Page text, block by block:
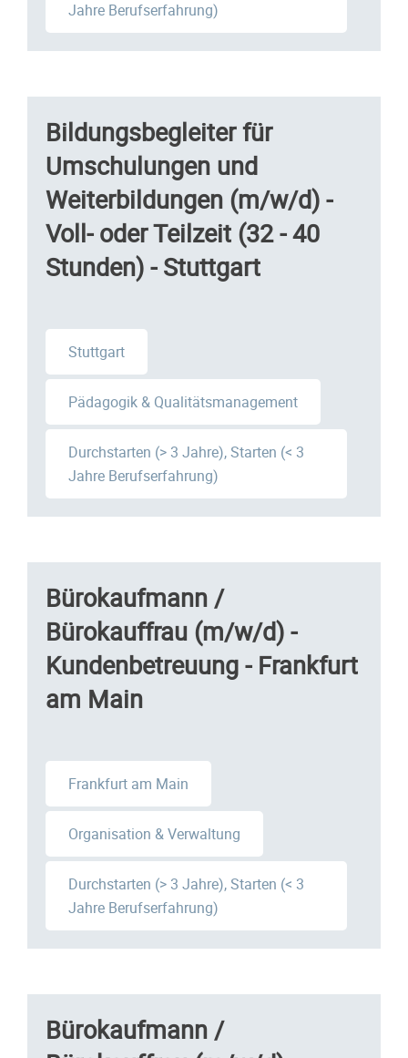
Jahre Berufserfahrung)
Bildungsbegleiter für
Umschulungen und
Weiterbildungen (m/w/d) -
Voll- oder Teilzeit (32 - 40
Stunden) - Stuttgart
Stuttgart
Pädagogik & Qualitätsmanagement
Durchstarten (> 3 Jahre), Starten (< 3
Jahre Berufserfahrung)
Bürokaufmann /
Bürokauffrau (m/w/d) -
Kundenbetreuung - Frankfurt
am Main
Frankfurt am Main
Organisation & Verwaltung
Durchstarten (> 3 Jahre), Starten (< 3
Jahre Berufserfahrung)
Bürokaufmann /